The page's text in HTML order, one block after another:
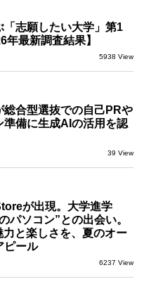
「志願したい大学」第1
最新調査結果】
5938 View
総合型選抜での自己PRや
準備に生成AIの活用を認
39 View
が出現。大学進学
パソコン”との出会い。
力と楽しさを、夏のオー
ピール
6237 View